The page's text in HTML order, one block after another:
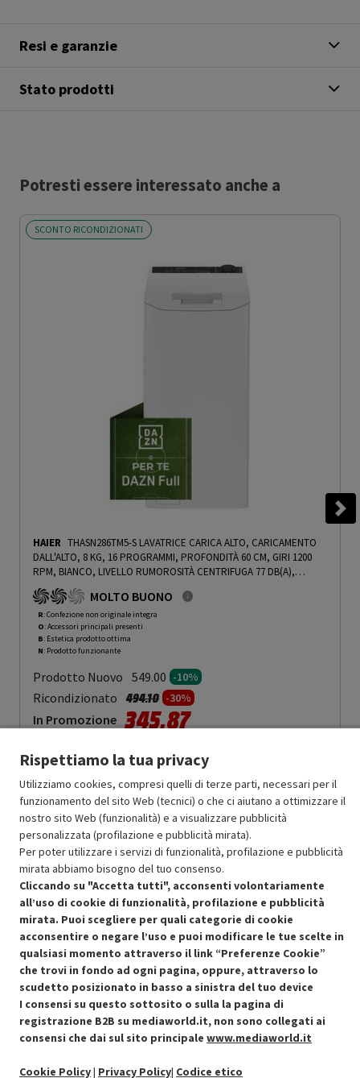
Resi e garanzie
Stato prodotti
Potresti essere interessato anche a
SCONTO RICONDIZIONATI
HAIER THASN286TM5-S LAVATRICE CARICA ALTO, CARICAMENTO
DALL'ALTO, 8 KG, 16 PROGRAMMI, PROFONDITÀ 60 CM, GIRI 1200
RPM, BIANCO, LIVELLO RUMOROSITÀ CENTRIFUGA 77 DB(A),
CLASSE A, ABBONAMENTO DAZN FULL 3 MESI INCLUSO - PRMG
GRADING ROBN - 10%-PRMG GRADING ROBN - 10%
MOLTO BUONO
R: Confezione non originale integra
O: Accessori principali presenti
B: Estetica prodotto ottima
N: Prodotto funzionante
Prodotto Nuovo 549.00 -10%
Ricondizionato Prezzo ridotto da
494.10a-30%
In Promozione 345.87
Aggiungi al carrello
SCONTO RICONDIZIONATI
Approfitta dello sconto del 30% sul prodotto ricondizionato.
Condizioni generali di vendita
Cookie Policy
Preferenze cookie
Recedere dal contratto qui
Rispettiamo la tua privacy
Utilizziamo cookies, compresi quelli di terze parti, necessari per il
funzionamento del sito Web (tecnici) o che ci aiutano a ottimizzare il
nostro sito Web (funzionalità) e a visualizzare pubblicità
personalizzata (profilazione e pubblicità mirata).
Per poter utilizzare i servizi di funzionalità, profilazione e pubblicità
mirata abbiamo bisogno del tuo consenso.
Cliccando su "Accetta tutti", acconsenti volontariamente
all’uso di cookie di funzionalità, profilazione e pubblicità
mirata. Puoi scegliere per quali categorie di cookie
acconsentire o negare l’uso e puoi modificare le tue scelte in
qualsiasi momento attraverso il link “Preferenze Cookie”
che trovi in fondo ad ogni pagina, oppure, attraverso lo
scudetto posizionato in basso a sinistra del tuo device
I consensi su questo sottosito o sulla la pagina di
registrazione B2B su mediaworld.it, non sono collegati ai
consensi che dai sul sito principale www.mediaworld.it
Cookie Policy| Privacy Policy| Codice etico